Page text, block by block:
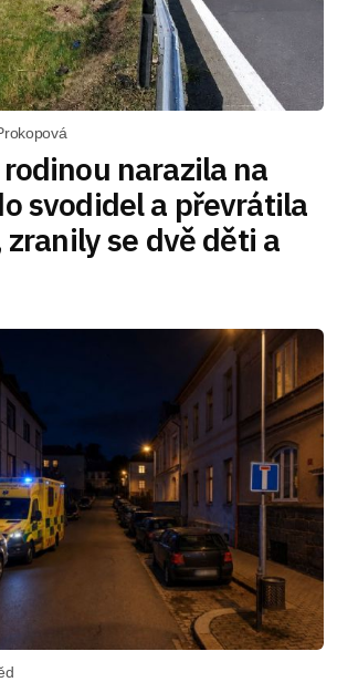
narazila na
svodidel a převrátila
zranily se dvě děti a